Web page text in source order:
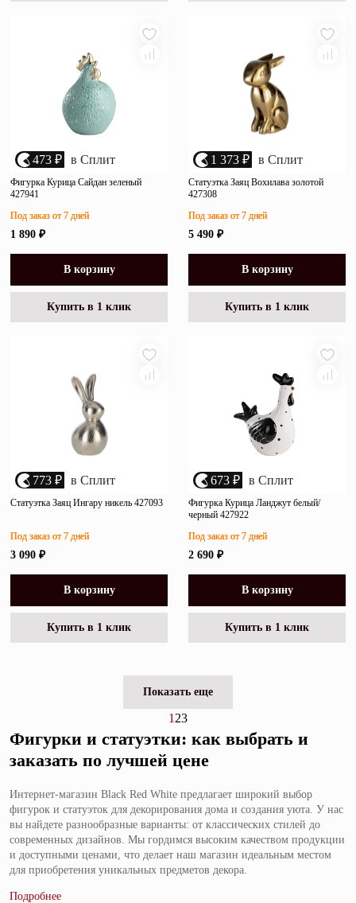
473 ₽ в Сплит
Фигурка Курица Сайдан зеленый
427941
1 890 ₽
Под заказ от 7 дней
В корзину
Купить в 1 клик
1 373 ₽ в Сплит
Статуэтка Заяц Вохилава золотой
427308
5 490 ₽
Под заказ от 7 дней
В корзину
Купить в 1 клик
773 ₽ в Сплит
Статуэтка Заяц Ингару никель 427093
3 090 ₽
Под заказ от 7 дней
В корзину
Купить в 1 клик
673 ₽ в Сплит
Фигурка Курица Ланджут белый/
черный 427922
2 690 ₽
Под заказ от 7 дней
В корзину
Купить в 1 клик
Показать еще
1 23
Фигурки и статуэтки: как выбрать и
заказать по лучшей цене
Интернет-магазин Black Red White предлагает широкий выбор
фигурок и статуэток для декорирования дома и создания уюта. У нас
вы найдете разнообразные варианты: от классических стилей до
современных дизайнов. Мы гордимся высоким качеством продукции
и доступными ценами, что делает наш магазин идеальным местом
для приобретения уникальных предметов декора.